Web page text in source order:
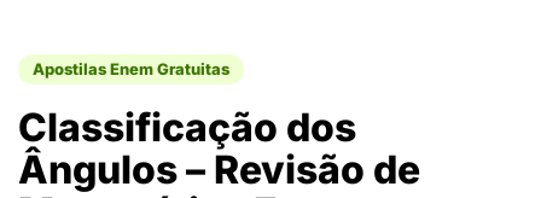
Apostilas Enem Gratuitas
Classificação dos
Ângulos – Revisão de